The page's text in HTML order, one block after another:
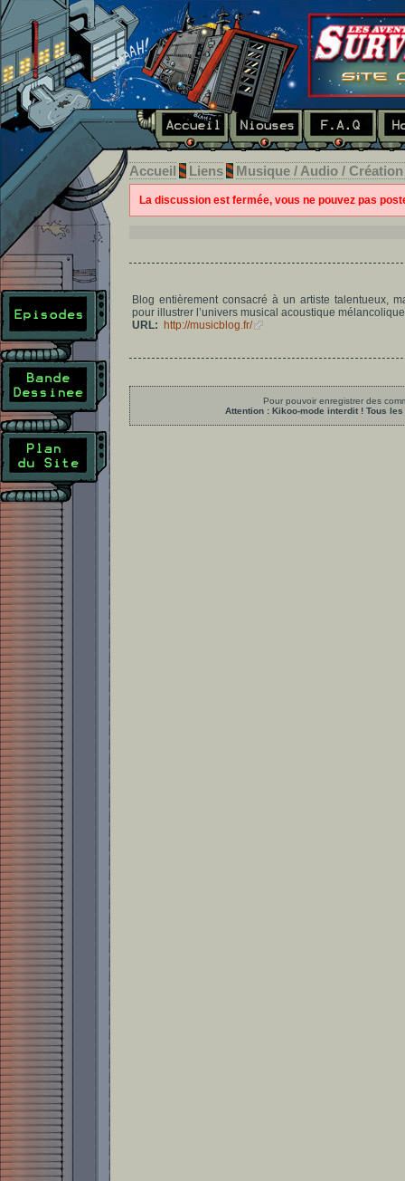
Accueil Liens Musique / Audio /
La discussion est fermée, vous ne pouvez pas
Blog entièrement consacré à un artiste talentueux,
pour illustrer l’univers musical acoustique
URL:
http://musicblog.fr/
Pour pouvoir enregistrer des
Attention : Kikoo-mode interdit ! Tous